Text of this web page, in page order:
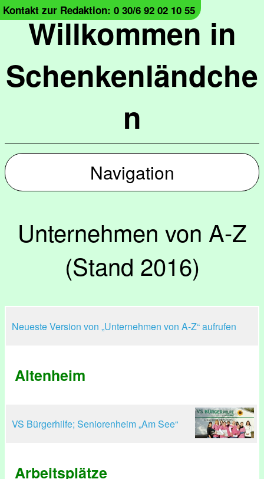
Willkommen in
Schenkenländche
n
Kontakt zur Redaktion: 0 30/6 92 02 10 55
Navigation
Unternehmen von A-Z
(Stand 2016)
Neueste Version von „Unternehmen von A-Z“ aufrufen
Altenheim
VS Bürgerhilfe; Seniorenheim „Am See“
Arbeitsplätze